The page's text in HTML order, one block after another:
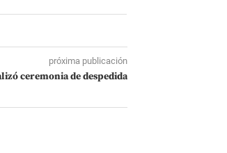
próxima publicación
ceremonia de despedida